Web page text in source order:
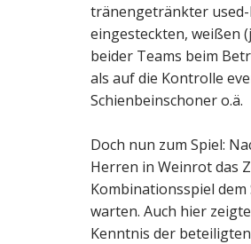
tränengetränkter
eingesteckten, weißen
beider Teams beim
als auf die Kontrolle
Schienbeinschoner o.ä.
Doch nun zum Spiel:
Herren in Weinrot das
Kombinationsspiel dem
warten. Auch hier
Kenntnis der